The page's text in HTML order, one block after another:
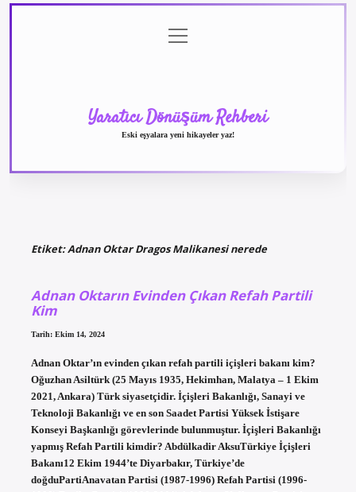
menüyü
aç
Yaratıcı Dönüşüm Rehberi
Eski eşyalara yeni hikayeler yaz!
Etiket:Adnan Oktar Dragos Malikanesi nerede
Adnan Oktarın Evinden Çıkan Refah Partili
Kim
Tarih: Ekim 14, 2024
Adnan Oktar’ın evinden çıkan refah partili içişleri bakanı kim?
Oğuzhan Asiltürk (25 Mayıs 1935, Hekimhan, Malatya – 1 Ekim
2021, Ankara) Türk siyasetçidir. İçişleri Bakanlığı, Sanayi ve
Teknoloji Bakanlığı ve en son Saadet Partisi Yüksek İstişare
Konseyi Başkanlığı görevlerinde bulunmuştur. İçişleri Bakanlığı
yapmış Refah Partili kimdir? Abdülkadir AksuTürkiye İçişleri
Bakanı12 Ekim 1944’te Diyarbakır, Türkiye’de
doğduPartiAnavatan Partisi (1987-1996) Refah Partisi (1996-